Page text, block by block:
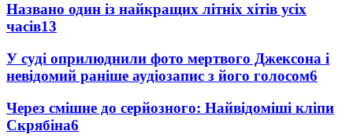
Названо один із найкращих літніх хітів усіх
часів13
У суді оприлюднили фото мертвого Джексона і
невідомий раніше аудіозапис з його голосом6
Через смішне до серйозного: Найвідоміші кліпи
Скрябіна6